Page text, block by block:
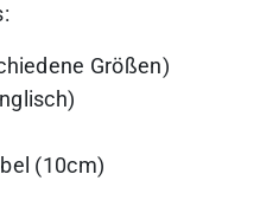
Größen)
(10cm)